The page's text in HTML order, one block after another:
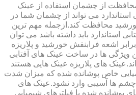
از چشمان استفاده از عینک
استاندارد می تواند از چشمان شما در
محافظت کند.ازجمله مهم ترین
استاندارد باید داشته باشد می توان
درصد در برابر اشعه فرابنفش خورشید و پلاریزه
ویژگی ها در ساخت عینک های آفتابی
های پلاریزه عینک هایی هستند
خاص پوشانده شده که میزان شدت
چشم ها آسیبی وارد نشود.عینک های
پوشانده شده با فیلترهای شیمیایی